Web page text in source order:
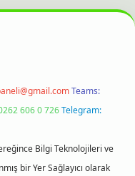
Teams:
606 0 726Telegram:
Bilgi Teknolojileri ve
bir Yer Sağlayıcı olarak